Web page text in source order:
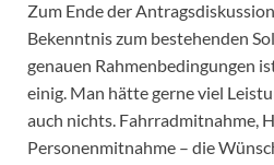
Zum Ende der
Bekenntnis zum bestehenden
genauen Rahmenbedingungen
einig. Man hätte gerne viel
auch nichts. Fahrradmitnahme,
Personenmitnahme – die